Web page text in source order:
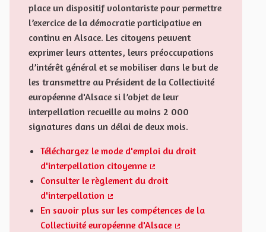
place un dispositif volontariste pour permettre
l’exercice de la démocratie participative en
continu en Alsace. Les citoyens peuvent
exprimer leurs attentes, leurs préoccupations
d’intérêt général et se mobiliser dans le but de
les transmettre au Président de la Collectivité
européenne d'Alsace si l’objet de leur
interpellation recueille au moins 2 000
signatures dans un délai de deux mois.
Téléchargez le mode d'emploi du droit
d'interpellation citoyenne
(Lien externe)
Consulter le règlement du droit
d'interpellation
(Lien externe)
En savoir plus sur les compétences de la
Collectivité européenne d'Alsace